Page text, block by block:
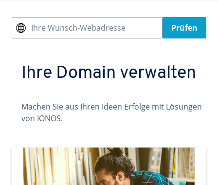
Ihre Wunsch-Webadresse Prüfen
Ihre Domain verwalten
Machen Sie aus Ihren Ideen Erfolge mit Lösungen
von IONOS.